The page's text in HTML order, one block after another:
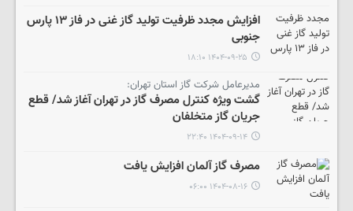
افزایش مجدد ظرفیت تولید گاز غنی در فاز ۱۳ پارس
جنوبی
۱۴۰۴-۰۹-۲۵ ۱۸:۱۰
مدیرعامل شرکت گاز استان تهران:
گشت‌ ویژه کنترل مصرف گاز در تهران آغاز شد/ قطع
جریان گاز متخلفان
۱۴۰۴-۰۹-۱۴ ۲۲:۴۰
مصرف گاز آلمان افزایش یافت
۱۴۰۴-۰۸-۱۶ ۰۶:۰۰